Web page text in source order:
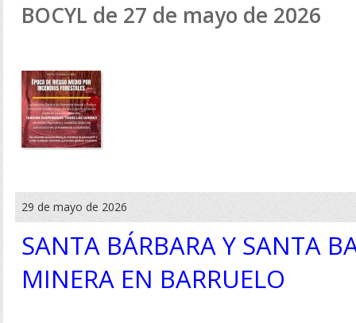
BOCYL de 27 de mayo de 2026
29 de mayo de 2026
SANTA BÁRBARA Y SANTA
MINERA EN BARRUELO